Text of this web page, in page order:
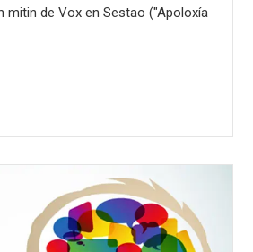
mitin de Vox en Sestao ("Apoloxía